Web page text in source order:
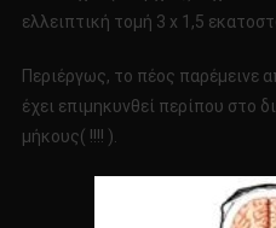
ελλειπτική τομή 3 x 1,5
Περιέργως, το πέος παρέμεινε
έχει επιμηκυνθεί περίπου στο
μήκους( !!!! ).